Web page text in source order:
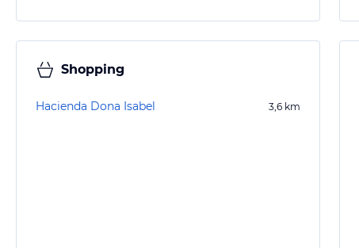
Shopping
Hacienda Dona Isabel 3,6 km